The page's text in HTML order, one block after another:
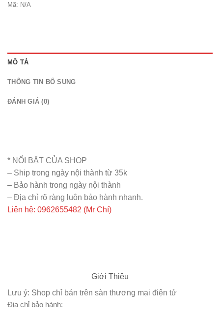
Mã: N/A
MÔ TẢ
THÔNG TIN BỔ SUNG
ĐÁNH GIÁ (0)
* NỔI BẬT CỦA SHOP
– Ship trong ngày nội thành từ 35k
– Bảo hành trong ngày nội thành
– Địa chỉ rõ ràng luôn bảo hành nhanh.
Liên hệ: 0962655482 (Mr Chí)
Giới Thiệu
Lưu ý: Shop chỉ bán trên sàn thương mại điện tử
Địa chỉ bảo hành: